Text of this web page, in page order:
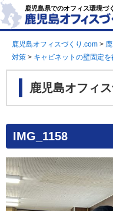
鹿児島県でのオフィス環境づ
鹿児島オフィスづくり.com >
対策 > キャビネットの壁固定を
鹿児島オフィ
IMG_1158